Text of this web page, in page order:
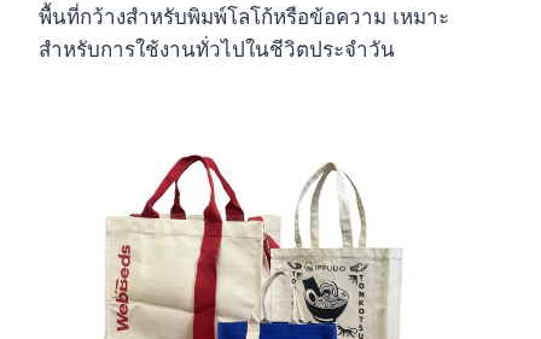
พื้นที่กว้างสำหรับพิมพ์โลโก้หรือข้อความ เหมาะ
สำหรับการใช้งานทั่วไปในชีวิตประจำวัน